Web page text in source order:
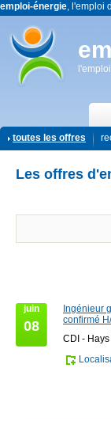
emploi-énergie, l'emploi
toutes les offres
Les offres
juin
08
Ingénieur
confirmé
CDI -